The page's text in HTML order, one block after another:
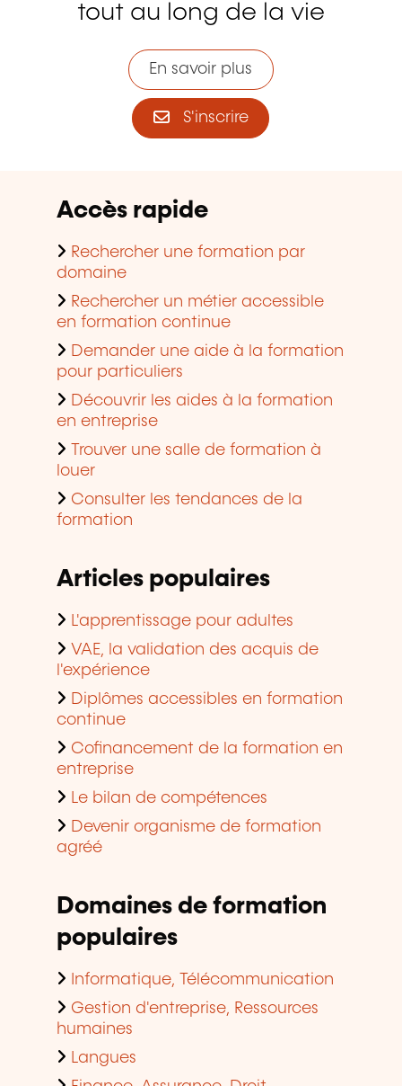
tout au long de la vie
En savoir plus
S'inscrire
Accès rapide
Rechercher une formation par
domaine
Rechercher un métier accessible
en formation continue
Demander une aide à la formation
pour particuliers
Découvrir les aides à la formation
en entreprise
Trouver une salle de formation à
louer
Consulter les tendances de la
formation
Articles populaires
L'apprentissage pour adultes
VAE, la validation des acquis de
l'expérience
Diplômes accessibles en formation
continue
Cofinancement de la formation en
entreprise
Le bilan de compétences
Devenir organisme de formation
agréé
Domaines de formation
populaires
Informatique, Télécommunication
Gestion d'entreprise, Ressources
humaines
Langues